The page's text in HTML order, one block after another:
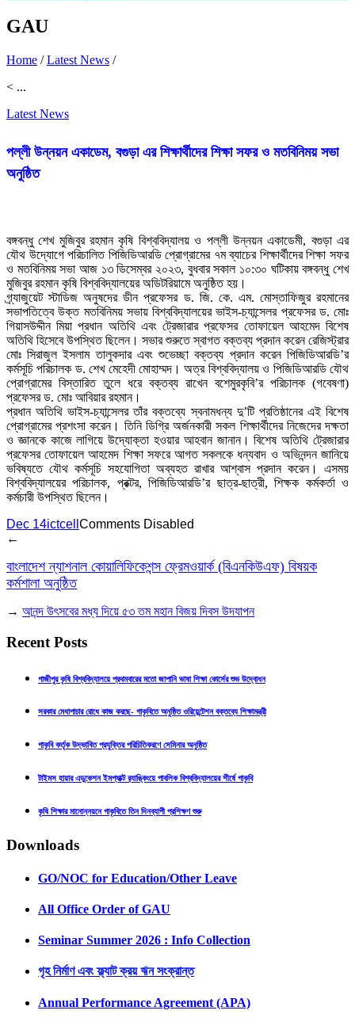
GAU
Home /Latest News /
< ...
Latest News
পল্লী উন্নয়ন একাডেম, বগুড়া এর শিক্ষার্থীদের শিক্ষা সফর ও মতবিনিময় সভা
অনুষ্ঠিত
বঙ্গবন্ধু শেখ মুজিবুর রহমান কৃষি বিশ্ববিদ্যালয় ও পল্লী উন্নয়ন একাডেমী, বগুড়া এর
যৌথ উদ্যোগে পরিচালিত পিজিডিআরডি প্রোগ্রামের ৭ম ব্যাচের শিক্ষার্থীদের শিক্ষা সফর
ও মতবিনিময় সভা আজ ১৩ ডিসেম্বর ২০২৩, বুধবার সকাল ১০:৩০ ঘটিকায় বঙ্গবন্ধু শেখ
মুজিবুর রহমান কৃষি বিশ্ববিদ্যালয়ের অডিটরিয়ামে অনুষ্ঠিত হয়।
গ্র্যাজুয়েট স্টাডিজ অনুষদের ডীন প্রফেসর ড. জি. কে. এম. মোস্তাফিজুর রহমানের
সভাপতিত্বে উক্ত মতবিনিময় সভায় বিশ্ববিদ্যালয়ের ভাইস-চ্যান্সেলর প্রফেসর ড. মোঃ
গিয়াসউদ্দীন মিয়া প্রধান অতিথি এবং ট্রেজারার প্রফেসর তোফায়েল আহমেদ বিশেষ
অতিথি হিসেবে উপস্থিত ছিলেন। সভার শুরুতে স্বাগত বক্তব্য প্রদান করেন রেজিস্ট্রার
মোঃ সিরাজুল ইসলাম তালুকদার এবং শুভেচ্ছা বক্তব্য প্রদান করেন পিজিডিআরডি’র
কর্মসূচি পরিচালক ড. শেখ মেহেদী মোহাম্মদ। অত্র বিশ্ববিদ্যালয় ও পিজিডিআরডি যৌথ
প্রোগ্রামের বিস্তারিত তুলে ধরে বক্তব্য রাখেন বশেমুরকৃবি’র পরিচালক (গবেষণা)
প্রফেসর ড. মোঃ আবিয়ার রহমান।
প্রধান অতিথি ভাইস-চ্যান্সেলর তাঁর বক্তব্যে স্বনামধন্য দু’টি প্রতিষ্ঠানের এই বিশেষ
প্রোগ্রামের প্রশংসা করেন। তিনি ডিগ্রি অর্জনকারী সকল শিক্ষার্থীদের নিজেদের দক্ষতা
ও জ্ঞানকে কাজে লাগিয়ে উদ্যোক্তা হওয়ার আহবান জানান। বিশেষ অতিথি ট্রেজারার
প্রফেসর তোফায়েল আহমেদ শিক্ষা সফরে আগত সকলকে ধন্যবাদ ও অভিনন্দন জানিয়ে
ভবিষ্যতে যৌথ কর্মসূচি সহযোগিতা অব্যহত রাখার আশ্বাস প্রদান করেন। এসময়
বিশ্ববিদ্যালয়ের পরিচালক, প্রক্টর, পিজিডিআরডি’র ছাত্র-ছাত্রী, শিক্ষক কর্মকর্তা ও
কর্মচারী উপস্থিত ছিলেন।
Dec 14ictcell Comments Disabled
←
বাংলাদেশ ন্যাশনাল কোয়ালিফিকেশন্স ফ্রেমওয়ার্ক (বিএনকিউএফ) বিষয়ক
কর্মশালা অনুষ্ঠিত
→ আনন্দ উৎসবের মধ্য দিয়ে ৫৩ তম মহান বিজয় দিবস উদযাপন
Recent Posts
গাজীপুর কৃষি বিশ্ববিদ্যালয়ে প্রথমবারের মতো জাপানি ভাষা শিক্ষা কোর্সের শুভ উদ্বোধন
সরকার মেধাপাচার রোধে কাজ করছে- গাকৃবিতে অনুষ্ঠিত ওরিয়েন্টেশন বক্তব্যে শিক্ষামন্ত্রী
গাকৃবি কর্তৃক উদ্ভাবিত প্রযুক্তির পরিচিতিকরণে সেমিনার অনুষ্ঠিত
টাইমস হায়ার এডুকেশন ইমপ্যাক্ট র‍্যাঙ্কিংয়ে পাবলিক বিশ্ববিদ্যালয়ের শীর্ষে গাকৃবি
কৃষি শিক্ষার মানোন্নয়নে গাকৃবিতে তিন দিনব্যাপী প্রশিক্ষণ শুরু
Downloads
GO/NOC for Education/Other Leave
All Office Order of GAU
Seminar Summer 2026 : Info Collection
গৃহ নির্মাণ এবং ফ্ল্যাট ক্রয় ঋন সংক্রান্ত
Annual Performance Agreement (APA)